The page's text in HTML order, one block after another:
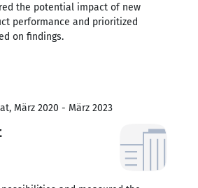
the potential impact of new
performance and prioritized
on findings.
März 2020 - März 2023